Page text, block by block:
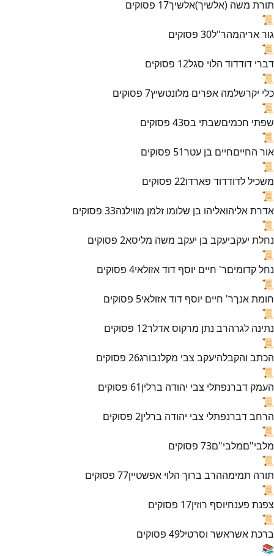
תורת משה (אלשיך)אלשיך17 פסוקים
📜
גור אריהמהר"ל30 פסוקים
📜
דברי דודדוד הלוי סגל12 פסוקים
📜
כלי יקרשלמה אפרים מלונטשיץ7 פסוקים
📜
שפתי חכמיםשבתי בס43 פסוקים
📜
אור החייםחיים בן עטר51 פסוקים
📜
משכיל לדודדוד פארדו22 פסוקים
📜
אדרת אליהואליהו בן שלומו זלמן מווילנה33 פסוקים
📜
נחלת יעקביעקב בן יעקב משה מליסא2 פסוקים
📜
נחל קדומיםר' חיים יוסף דוד אזולאי4 פסוקים
📜
חומת אנךר' חיים יוסף דוד אזולאי5 פסוקים
📜
נתינה לגרהרב נתן מרקוס אדלר12 פסוקים
📜
הכתב והקבלהיעקב צבי מקלנבורג26 פסוקים
📜
העמק דברנפתלי צבי יהודה ברלין61 פסוקים
📜
הרחב דברנפתלי צבי יהודה ברלין2 פסוקים
📜
מלבי"םמלבי"ם73 פסוקים
📜
תורה תמימההרב ברוך הלוי אפשטיין77 פסוקים
📜
צפנת פענחיוסף רוזין17 פסוקים
📜
ברכת אשראשר וסרטיל49 פסוקים
📚